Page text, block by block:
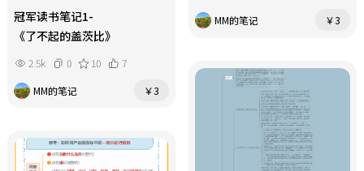
冠军读书笔记1-
《了不起的盖茨比》
2.5k 0 10
7
MM的笔记
￥3
MM的笔记
￥3